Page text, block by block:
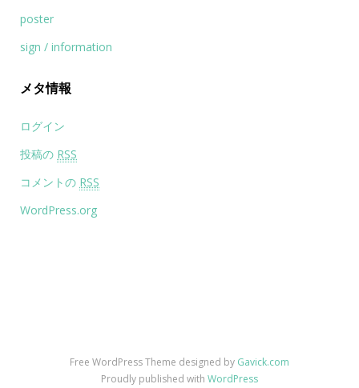
poster
sign / information
メタ情報
ログイン
投稿の RSS
コメントの RSS
WordPress.org
Free WordPress Theme designed by Gavick.com
Proudly published with WordPress